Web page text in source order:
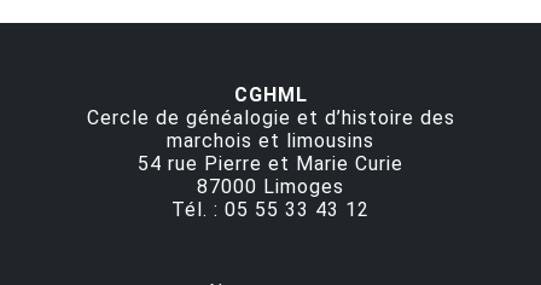
CGHML
Cercle de généalogie et d’histoire des
marchois et limousins
54 rue Pierre et Marie Curie
87000 Limoges
Tél. : 05 55 33 43 12